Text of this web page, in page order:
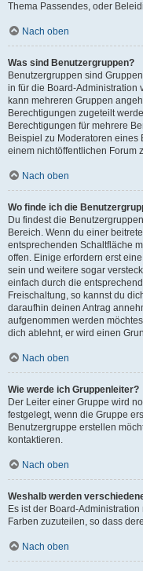
Thema Passendes, oder
Nach oben
Was sind Benutzergruppen?
Benutzergruppen sind
in für die Board-Administration
kann mehreren Gruppen
Berechtigungen zugeteilt
Berechtigungen für mehrere
Beispiel zu Moderatoren eines
einem nichtöffentlichen Forum
Nach oben
Wo finde ich die
Du findest die
Bereich. Wenn du einer
entsprechenden Schaltfläche
offen. Einige erfordern erst
sein und weitere sogar
einfach durch die
Freischaltung, so kannst du
daraufhin deinen Antrag
aufgenommen werden
dich ablehnt, er wird einen
Nach oben
Wie werde ich Gruppenleiter?
Der Leiter einer Gruppe wird
festgelegt, wenn die Gruppe
Benutzergruppe erstellen
kontaktieren.
Nach oben
Weshalb werden
Es ist der Board-
Farben zuzuteilen, so dass
Nach oben